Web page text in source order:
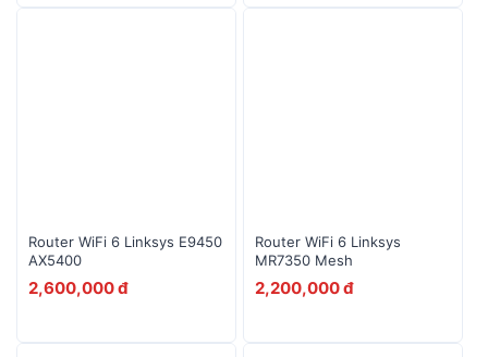
Router WiFi 6 Linksys E9450
AX5400
2,600,000 đ
Router WiFi 6 Linksys
MR7350 Mesh
2,200,000 đ